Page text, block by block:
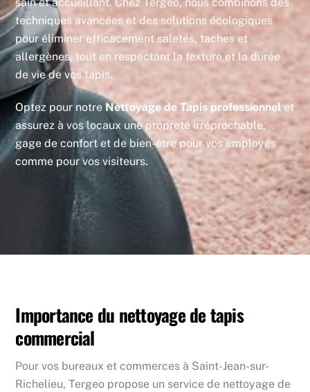
techniques avancées et des solutions écologiques
pour éliminer efficacement saletés, taches et
allergènes, tout en respectant la texture et la durée
de vie de vos tapis.
Optez pour notreNettoyage de Tapis professionnel et
assurez à vos locaux une propreté irréprochable,
gage de confort et de bien-être pour vos employés
comme pour vos visiteurs.
Importance du nettoyage de tapis
commercial
Pour vos bureaux et commerces à Saint-Jean-sur-
Richelieu, Tergeo propose un service de nettoyage de